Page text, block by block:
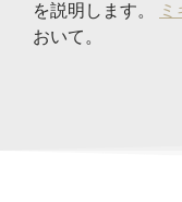
を説明します。
おいて。